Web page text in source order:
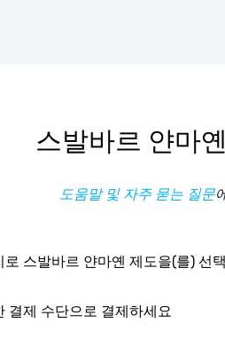
스발바르 얀마
도움말 및 자주 묻는 질문
로 스발바르 얀마옌 제도을(를) 선
결제 수단으로 결제하세요